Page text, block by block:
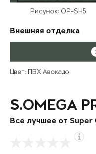
Рисунок: OP-SH5
Внешняя отделка
Цвет: ПВХ Авокадо
S.OMEGA
Все лучшее от Super